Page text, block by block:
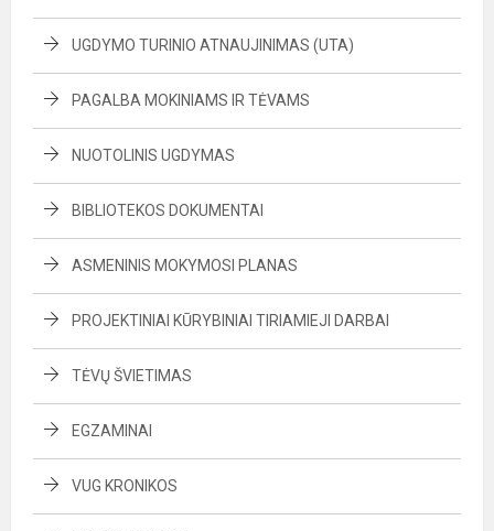
UGDYMO TURINIO ATNAUJINIMAS (UTA)
PAGALBA MOKINIAMS IR TĖVAMS
NUOTOLINIS UGDYMAS
BIBLIOTEKOS DOKUMENTAI
ASMENINIS MOKYMOSI PLANAS
PROJEKTINIAI KŪRYBINIAI TIRIAMIEJI DARBAI
TĖVŲ ŠVIETIMAS
EGZAMINAI
VUG KRONIKOS